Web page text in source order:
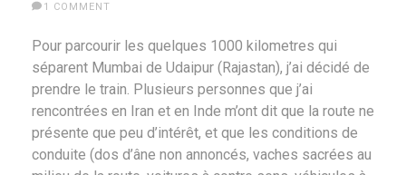
1 COMMENT
Pour parcourir les quelques 1000 kilometres qui
séparent Mumbai de Udaipur (Rajastan), j’ai décidé de
prendre le train. Plusieurs personnes que j’ai
rencontrées en Iran et en Inde m’ont dit que la route ne
présente que peu d’intérêt, et que les conditions de
conduite (dos d’âne non annoncés, vaches sacrées au